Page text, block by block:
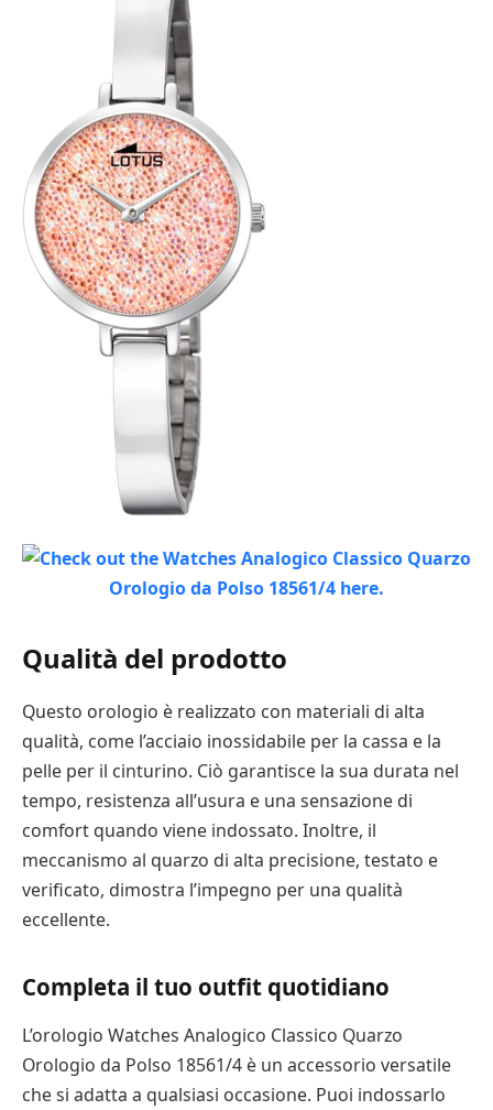
Qualità del prodotto
Questo orologio è realizzato con materiali di alta
qualità, come l’acciaio inossidabile per la cassa e la
pelle per il cinturino. Ciò garantisce la sua durata nel
tempo, resistenza all’usura e una sensazione di
comfort quando viene indossato. Inoltre, il
meccanismo al quarzo di alta precisione, testato e
verificato, dimostra l’impegno per una qualità
eccellente.
Completa il tuo outfit quotidiano
L’orologio Watches Analogico Classico Quarzo
Orologio da Polso 18561/4 è un accessorio versatile
che si adatta a qualsiasi occasione. Puoi indossarlo